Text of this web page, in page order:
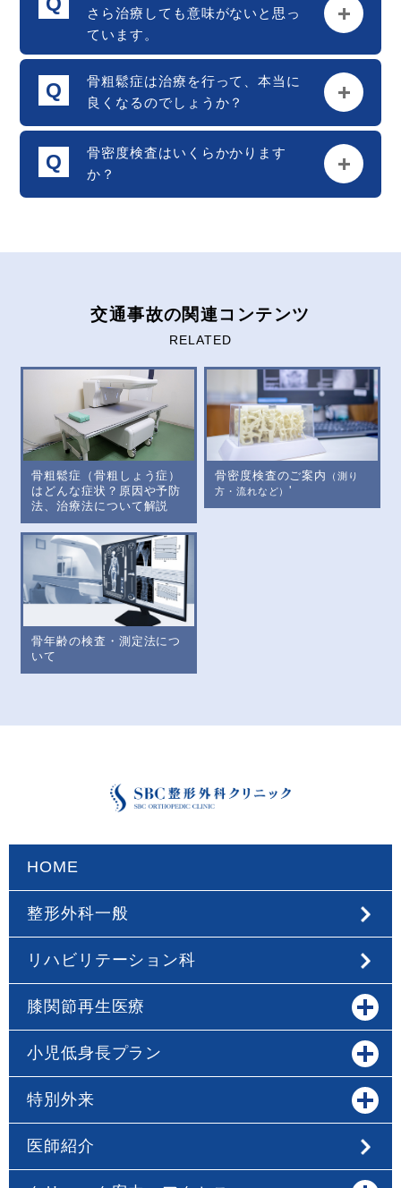
さら治療しても意味がないと思っ
ています。
骨粗鬆症は治療を行って、本当に
良くなるのでしょうか？
骨密度検査はいくらかかります
か？
交通事故の関連コンテンツ
RELATED
骨粗鬆症（骨粗しょう症）
はどんな症状？原因や予防
法、治療法について解説
骨密度検査のご案内
（測り
方・流れなど）'
骨年齢の検査・測定法につ
いて
HOME
整形外科一般
リハビリテーション科
膝関節再生医療
小児低身長プラン
特別外来
医師紹介